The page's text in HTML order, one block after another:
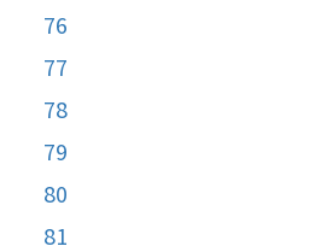
76
77
78
79
80
81